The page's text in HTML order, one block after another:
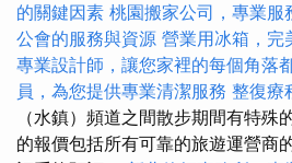
的關鍵因素 桃園搬家公司，專業服
公會的服務與資源 營業用冰箱，完
專業設計師，讓您家裡的每個角落
員，為您提供專業清潔服務 整復療
（水鎮）頻道之間散步期間有特殊
的報價包括所有可靠的旅遊運營商